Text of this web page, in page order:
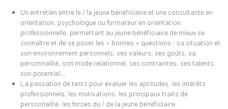
Un entretien entre le / la jeune bénéficiaire et une consultante en
orientation, psychologue ou formateur en orientation
professionnelle, permettant au jeune bénéficiaire de mieux se
connaître et de se poser les « bonnes » questions : sa situation et
son environnement personnels, ses valeurs, ses goûts, sa
personnalité, son mode relationnel, ses contraintes, ses talents,
son potentiel…
La passation de tests pour évaluer les aptitudes, les intérêts
professionnels, les motivations, les principaux traits de
personnalité, les forces du / de la jeune bénéficiaire,